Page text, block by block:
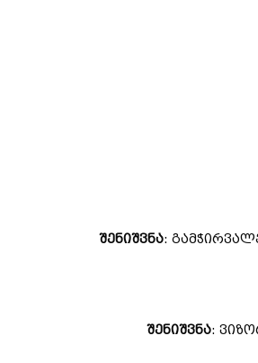
შენიშვნა:
შენიშვნა: